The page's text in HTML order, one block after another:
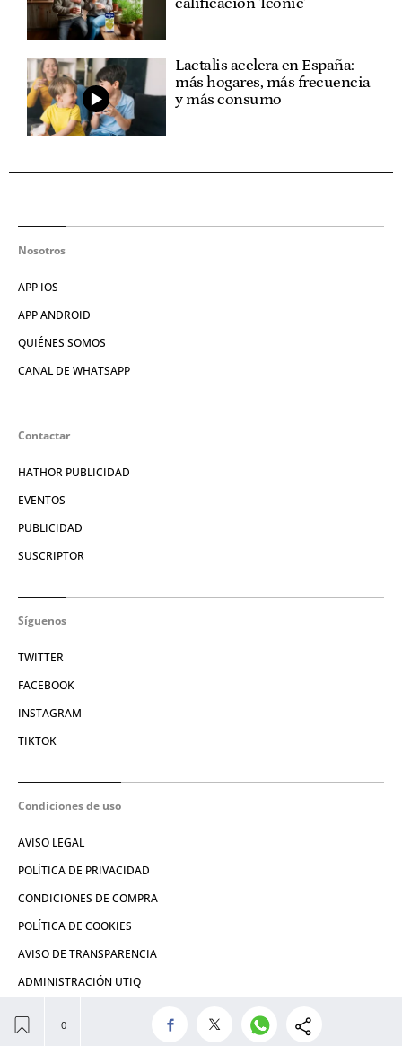
Lactalis acelera en España:
más hogares, más frecuencia
y más consumo
Nosotros
APP IOS
APP ANDROID
QUIÉNES SOMOS
CANAL DE WHATSAPP
Contactar
HATHOR PUBLICIDAD
EVENTOS
PUBLICIDAD
SUSCRIPTOR
Síguenos
TWITTER
FACEBOOK
INSTAGRAM
TIKTOK
Condiciones de uso
AVISO LEGAL
POLÍTICA DE PRIVACIDAD
CONDICIONES DE COMPRA
POLÍTICA DE COOKIES
AVISO DE TRANSPARENCIA
ADMINISTRACIÓN UTIQ